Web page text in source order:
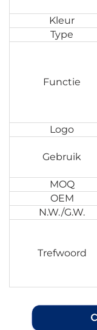
Kleur
Type
Functie
Logo
Gebruik
MOQ
OEM
N.W./G.W.
Trefwoord